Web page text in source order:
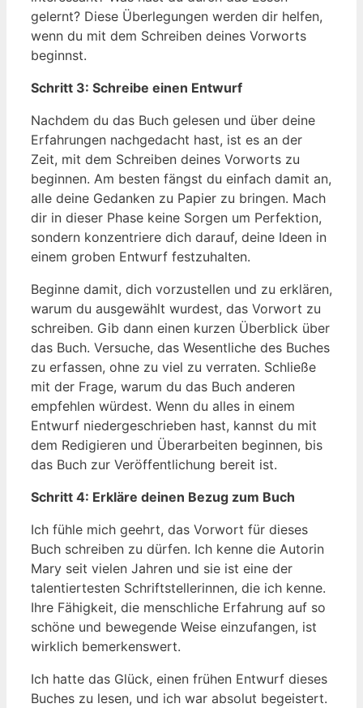
gelernt? Diese Überlegungen werden dir helfen,
wenn du mit dem Schreiben deines Vorworts
beginnst.
Schritt 3: Schreibe einen Entwurf
Nachdem du das Buch gelesen und über deine
Erfahrungen nachgedacht hast, ist es an der
Zeit, mit dem Schreiben deines Vorworts zu
beginnen. Am besten fängst du einfach damit an,
alle deine Gedanken zu Papier zu bringen. Mach
dir in dieser Phase keine Sorgen um Perfektion,
sondern konzentriere dich darauf, deine Ideen in
einem groben Entwurf festzuhalten.
Beginne damit, dich vorzustellen und zu erklären,
warum du ausgewählt wurdest, das Vorwort zu
schreiben. Gib dann einen kurzen Überblick über
das Buch. Versuche, das Wesentliche des Buches
zu erfassen, ohne zu viel zu verraten. Schließe
mit der Frage, warum du das Buch anderen
empfehlen würdest. Wenn du alles in einem
Entwurf niedergeschrieben hast, kannst du mit
dem Redigieren und Überarbeiten beginnen, bis
das Buch zur Veröffentlichung bereit ist.
Schritt 4: Erkläre deinen Bezug zum Buch
Ich fühle mich geehrt, das Vorwort für dieses
Buch schreiben zu dürfen. Ich kenne die Autorin
Mary seit vielen Jahren und sie ist eine der
talentiertesten Schriftstellerinnen, die ich kenne.
Ihre Fähigkeit, die menschliche Erfahrung auf so
schöne und bewegende Weise einzufangen, ist
wirklich bemerkenswert.
Ich hatte das Glück, einen frühen Entwurf dieses
Buches zu lesen, und ich war absolut begeistert.